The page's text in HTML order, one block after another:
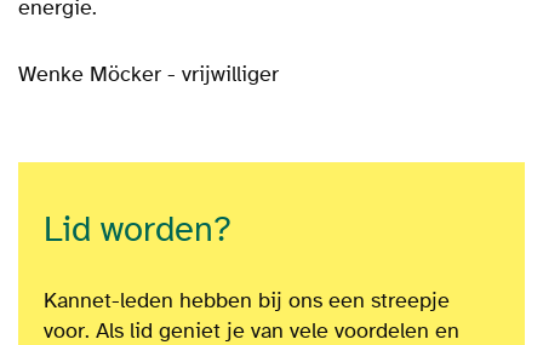
energie.
Wenke Möcker - vrijwilliger
Lid worden?
Kannet-leden hebben bij ons een streepje
voor. Als lid geniet je van vele voordelen en